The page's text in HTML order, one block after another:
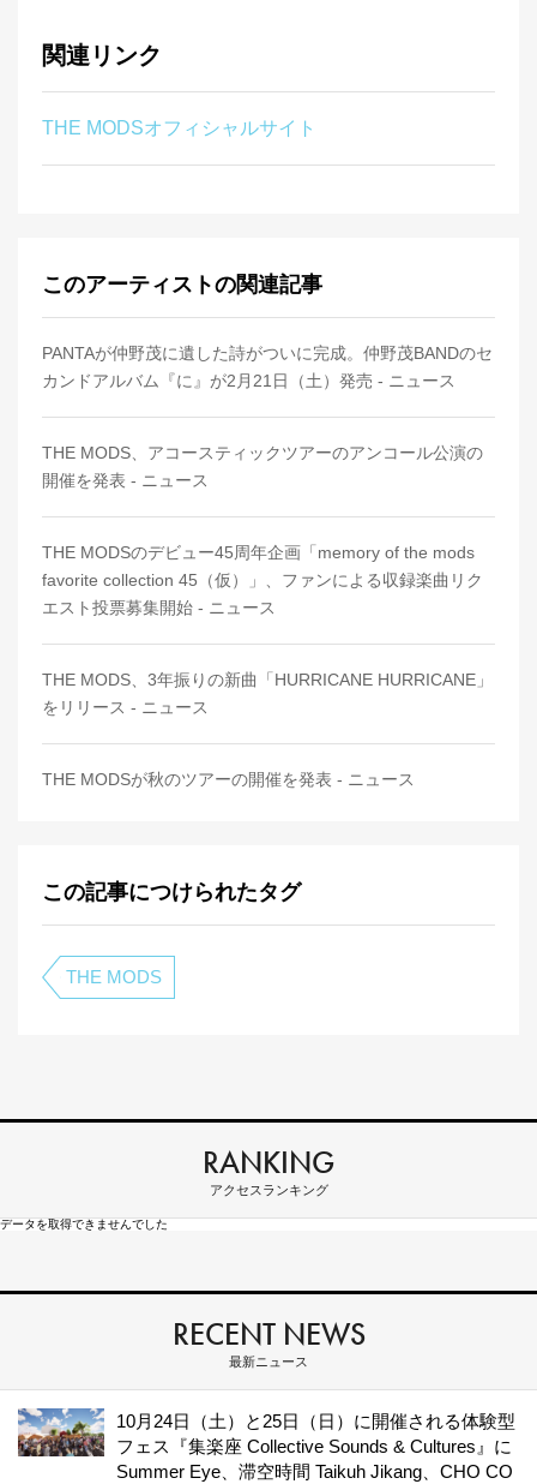
関連リンク
THE MODSオフィシャルサイト
このアーティストの関連記事
PANTAが仲野茂に遺した詩がついに完成。仲野茂BANDのセ
カンドアルバム『に』が2月21日（土）発売 - ニュース
THE MODS、アコースティックツアーのアンコール公演の
開催を発表 - ニュース
THE MODSのデビュー45周年企画「memory of the mods
favorite collection 45（仮）」、ファンによる収録楽曲リク
エスト投票募集開始 - ニュース
THE MODS、3年振りの新曲「HURRICANE HURRICANE」
をリリース - ニュース
THE MODSが秋のツアーの開催を発表 - ニュース
この記事につけられたタグ
THE MODS
RANKING
アクセスランキング
データを取得できませんでした
RECENT NEWS
最新ニュース
10月24日（土）と25日（日）に開催される体験型
フェス『集楽座 Collective Sounds & Cultures』に
Summer Eye、滞空時間 Taikuh Jikang、CHO CO